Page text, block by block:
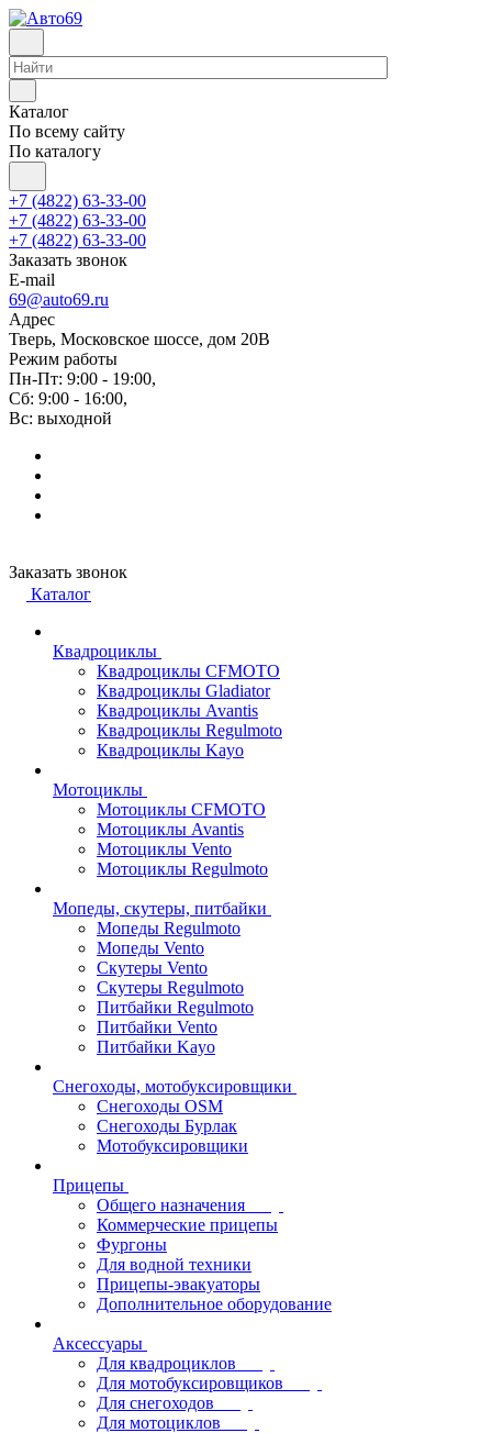
Каталог
По всему сайту
По каталогу
+7 (4822) 63-33-00
+7 (4822) 63-33-00
+7 (4822) 63-33-00
Заказать звонок
E-mail
69@auto69.ru
Адрес
Тверь, Московское шоссе, дом 20В
Режим работы
Пн-Пт: 9:00 - 19:00,
Сб: 9:00 - 16:00,
Вс: выходной
Заказать звонок
Каталог
Квадроциклы
Квадроциклы CFMOTO
Квадроциклы Gladiator
Квадроциклы Avantis
Квадроциклы Regulmoto
Квадроциклы Kayo
Мотоциклы
Мотоциклы CFMOTO
Мотоциклы Avantis
Мотоциклы Vento
Мотоциклы Regulmoto
Мопеды, скутеры, питбайки
Мопеды Regulmoto
Мопеды Vento
Скутеры Vento
Скутеры Regulmoto
Питбайки Regulmoto
Питбайки Vento
Питбайки Kayo
Снегоходы, мотобуксировщики
Снегоходы OSM
Снегоходы Бурлак
Мотобуксировщики
Прицепы
Общего назначения
Коммерческие прицепы
Фургоны
Для водной техники
Прицепы-эвакуаторы
Дополнительное оборудование
Аксессуары
Для квадроциклов
Для мотобуксировщиков
Для снегоходов
Для мотоциклов